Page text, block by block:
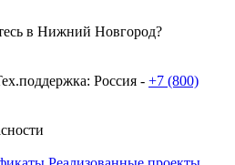
в Нижний Новгород?
Россия - +7 (800)